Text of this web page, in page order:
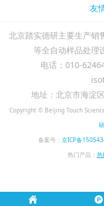
友
北京踏实德研主要生产销
等全自动样品处理
电话：010-
地址：北京市海淀
Copyright © Beijing Touch
备案号： 京ICP备
热门产品： 热